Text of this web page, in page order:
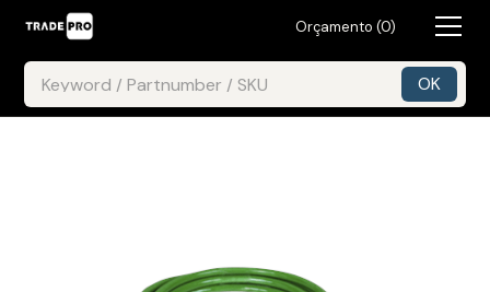
Orçamento (0)